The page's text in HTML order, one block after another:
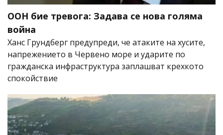
ООН бие тревога: Задава се нова голяма
война
Ханс Грундберг предупреди, че атаките на хусите,
напрежението в Червено море и ударите по
гражданска инфраструктура заплашват крехкото
спокойствие